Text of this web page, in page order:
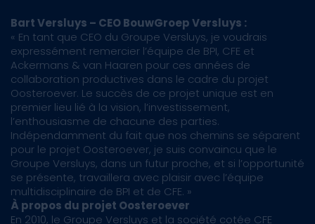
Bart Versluys – CEO BouwGroep Versluys :
« En tant que CEO du Groupe Versluys, je voudrais
expressément remercier l’équipe de BPI, CFE et
Ackermans & van Haaren pour ces années de
collaboration productives dans le cadre du projet
Oosteroever. Le succès de ce projet unique est en
premier lieu lié à la vision, l’investissement,
l’enthousiasme de chacune des parties.
Indépendamment du fait que nos chemins se séparent
pour le projet Oosteroever, je suis convaincu que le
Groupe Versluys, dans un futur proche, et si l’opportunité
se présente, travaillera avec plaisir avec l’équipe
multidisciplinaire de BPI et de CFE. »
À propos du projet Oosteroever
En 2010, le Groupe Versluys et la société cotée CFE